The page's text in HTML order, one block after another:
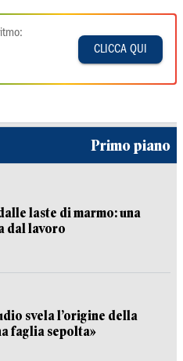
CLICCA QUI
Primo piano
laste di marmo: una
dal lavoro
svela l’origine della
faglia sepolta»